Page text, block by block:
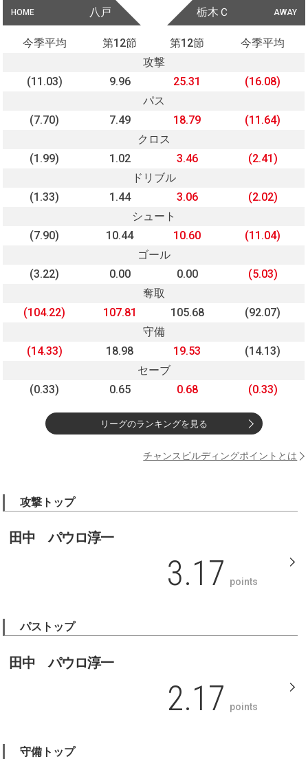
HOME 八戸 AWAY
栃木Ｃ
今季平均 第12節 第12節
今季平均
攻撃
(11.03)
9.96 25.31
(16.08)
パス
(7.70)
7.49 18.79
(11.64)
クロス
(1.99)
1.02 3.46
(2.41)
ドリブル
(1.33)
1.44 3.06
(2.02)
シュート
(7.90)
10.44 10.60
(11.04)
ゴール
(3.22)
0.00 0.00
(5.03)
奪取
(104.22)
107.81 105.68
(92.07)
守備
(14.33)
18.98 19.53
(14.13)
セーブ
(0.33)
0.65 0.68 (0.33)
リーグのランキングを見る
チャンスビルディングポイントとは
攻撃トップ
田中 パウロ淳一
3.17 points
パストップ
田中 パウロ淳一
2.17 points
守備トップ